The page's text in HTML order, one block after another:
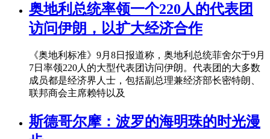
奥地利总统率领一个220人的代表团
访问伊朗，以扩大经济合作
《奥地利标准》9月8日报道称，奥地利总统菲舍尔于9月
7日率领220人的大型代表团访问伊朗。代表团的大多数
成员都是经济界人士，包括副总理兼经济部长密特朗、
联邦商会主席赖特以及
斯德哥尔摩：波罗的海明珠的时光漫